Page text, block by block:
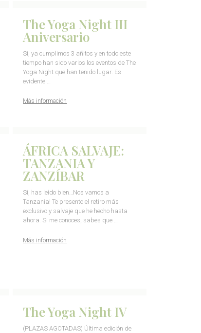
The Yoga Night III
Aniversario
Si, ya cumplimos 3 añitos y en todo este
tiempo han sido varios los eventos de The
Yoga Night que han tenido lugar. Es
evidente …
Más información
ÁFRICA SALVAJE:
TANZANIA Y
ZANZÍBAR
Sí, has leído bien…Nos vamos a
Tanzania! Te presento el retiro más
exclusivo y salvaje que he hecho hasta
ahora. Si me conoces, sabes que …
Más información
The Yoga Night IV
(PLAZAS AGOTADAS) Última edición de